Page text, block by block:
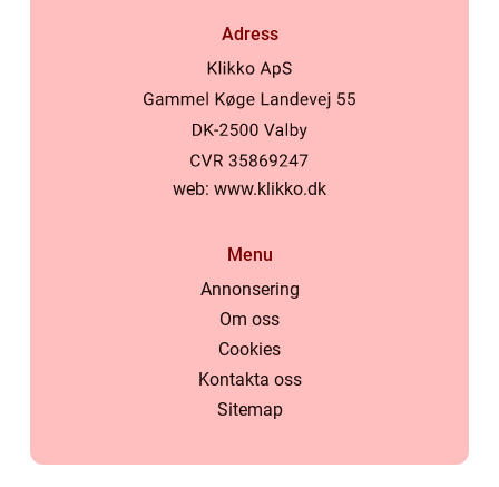
Adress
web: www.klikko.dk
Menu
Annonsering
Om oss
Cookies
Kontakta oss
Sitemap